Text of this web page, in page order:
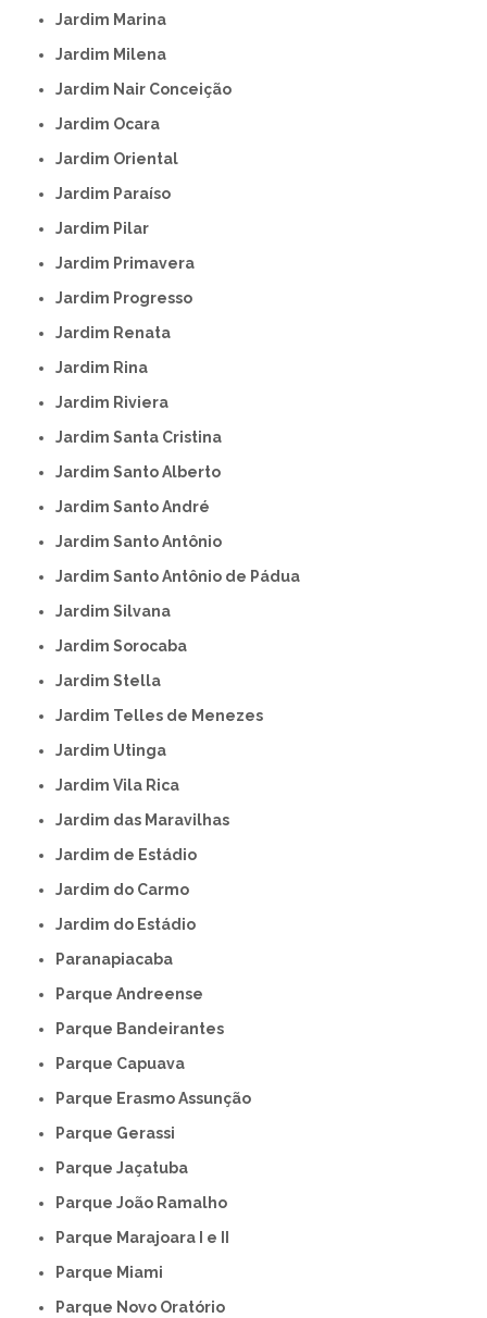
Jardim Marina
Jardim Milena
Jardim Nair Conceição
Jardim Ocara
Jardim Oriental
Jardim Paraíso
Jardim Pilar
Jardim Primavera
Jardim Progresso
Jardim Renata
Jardim Rina
Jardim Riviera
Jardim Santa Cristina
Jardim Santo Alberto
Jardim Santo André
Jardim Santo Antônio
Jardim Santo Antônio de Pádua
Jardim Silvana
Jardim Sorocaba
Jardim Stella
Jardim Telles de Menezes
Jardim Utinga
Jardim Vila Rica
Jardim das Maravilhas
Jardim de Estádio
Jardim do Carmo
Jardim do Estádio
Paranapiacaba
Parque Andreense
Parque Bandeirantes
Parque Capuava
Parque Erasmo Assunção
Parque Gerassi
Parque Jaçatuba
Parque João Ramalho
Parque Marajoara I e II
Parque Miami
Parque Novo Oratório